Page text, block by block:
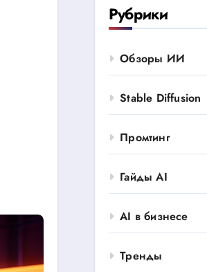
Рубрики
Обзоры ИИ
Stable Diffusion
Промтинг
Гайды AI
AI в бизнесе
Тренды